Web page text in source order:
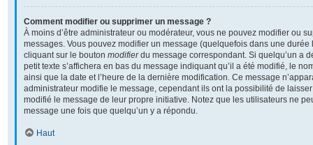
Comment modifier ou supprimer un message ?
À moins d’être administrateur ou modérateur, vous ne pouvez modifier ou
messages. Vous pouvez modifier un message (quelquefois dans une
cliquant sur le bouton modifierdu message correspondant. Si quelqu’un a
petit texte s’affichera en bas du message indiquant qu’il a été modifié, le
ainsi que la date et l’heure de la dernière modification. Ce message
administrateur modifie le message, cependant ils ont la possibilité de
modifié le message de leur propre initiative. Notez que les utilisateurs ne
message une fois que quelqu’un y a répondu.
Haut